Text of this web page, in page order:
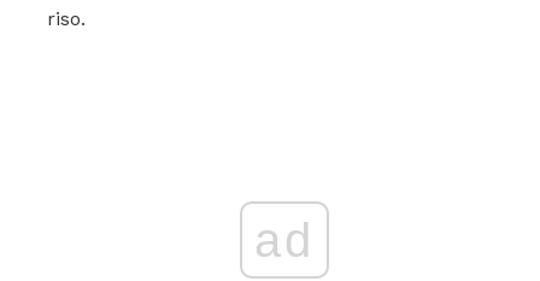
riso.
ad